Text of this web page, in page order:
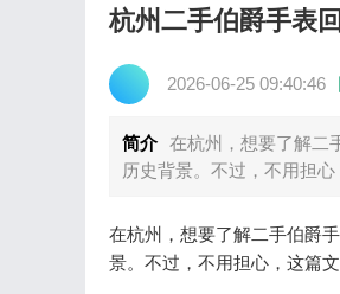
杭州二手伯爵手表
2026-06-25 09:40:46
简介 在杭州，想要了解二
历史背景。不过，不用担
在杭州，想要了解二手伯爵
景。不过，不用担心，这篇